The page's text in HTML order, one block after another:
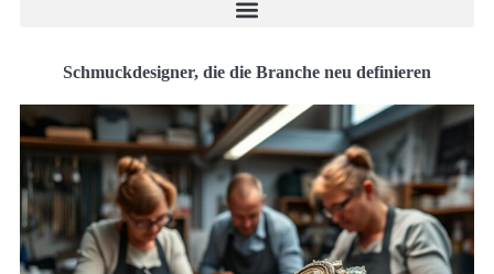
Schmuckdesigner, die die Branche neu definieren